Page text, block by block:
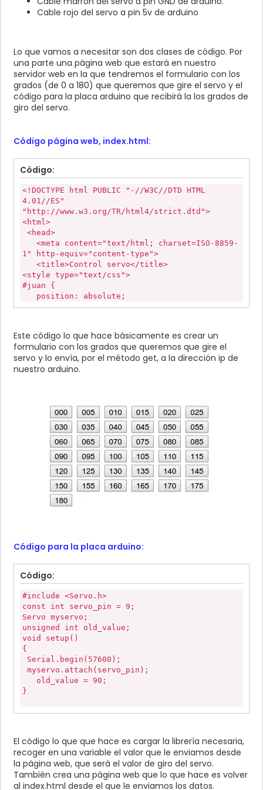
Cable rojo del servo a pin 5v de arduino
Lo que vamos a necesitar son dos clases de código. Por
una parte una página web que estará en nuestro
servidor web en la que tendremos el formulario con los
grados (de 0 a 180) que queremos que gire el servo y el
código para la placa arduino que recibirá la los grados de
giro del servo.
Código página web, index.html:
Código:
<!DOCTYPE html PUBLIC "-//W3C//DTD HTML
4.01//ES"
"http://www.w3.org/TR/html4/strict.dtd">
<html>
<head>
<meta content="text/html; charset=ISO-8859-
1" http-equiv="content-type">
<title>Control servo</title>
<style type="text/css">
#juan {
position: absolute;
left: 50%;
-webkit-transform: translate(-50%, -50%);
}
</style>
</head>
method="get">
<input type="submit" name="l" value="000">
<input type="submit" name="l" value="005">
<input type="submit" name="l" value="010">
<input type="submit" name="l" value="015">
<input type="submit" name="l" value="020">
<input type="submit" name="l" value="025">
<input type="submit" name="l" value="030">
<input type="submit" name="l" value="050">
</br>
<input type="submit" name="l" value="060">
<input type="submit" name="l" value="065">
<input type="submit" name="l" value="070">
<input type="submit" name="l" value="075">
<input type="submit" name="l" value="080">
<input type="submit" name="l" value="085">
</br>
<input type="submit" name="l" value="090">
<input type="submit" name="l" value="095">
<input type="submit" name="l" value="100">
<input type="submit" name="l" value="105">
<input type="submit" name="l" value="125">
<input type="submit" name="l" value="130">
<input type="submit" name="l" value="135">
<input type="submit" name="l" value="140">
<input type="submit" name="l" value="145">
Este código lo que hace básicamente es crear un
formulario con los grados que queremos que gire el
servo y lo envía, por el método get, a la dirección ip de
nuestro arduino.
Código para la placa arduino:
Código:
#include <Servo.h>
const int servo_pin = 9;
Servo myservo;
unsigned int old_value;
void setup()
{
Serial.begin(57600);
myservo.attach(servo_pin);
old_value = 90;
}
int f = 0;
boolean has_request = false;
String in = "";
if (Serial.available()) {
in = "";
while (true) {
El código lo que que hace es cargar la librería necesaria,
recoger en una variable el valor que le enviamos desde
la página web, que será el valor de giro del servo.
También crea una página web que lo que hace es volver
al index.html desde el que le enviamos los datos.